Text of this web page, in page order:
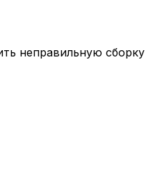
неправильную сборку